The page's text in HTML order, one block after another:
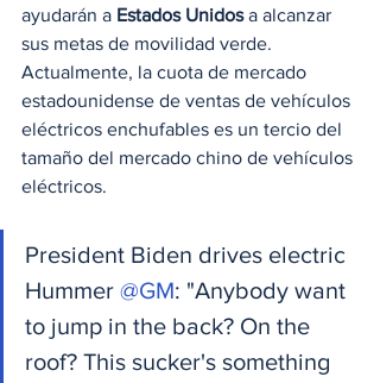
ayudarán a Estados Unidos a alcanzar
sus metas de movilidad verde.
Actualmente, la cuota de mercado
estadounidense de ventas de vehículos
eléctricos enchufables es un tercio del
tamaño del mercado chino de vehículos
eléctricos.
President Biden drives electric
Hummer @GM: "Anybody want
to jump in the back? On the
roof? This sucker's something